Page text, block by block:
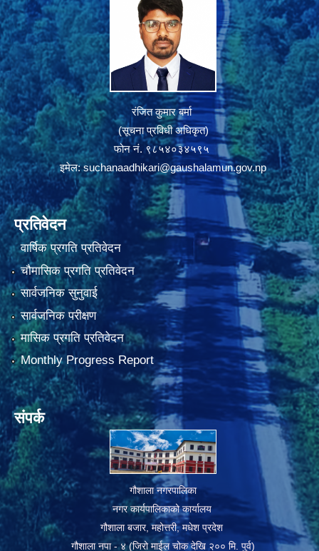
रंजित कुमार बर्मा
(सूचना प्रविधी अधिकृत)
फोन नं. ९८५४०३४५९५
इमेल:suchanaadhikari@gaushalamun.gov.np
प्रतिवेदन
वार्षिक प्रगति प्रतिवेदन
चौमासिक प्रगति प्रतिवेदन
सार्वजनिक सुनुवाई
सार्वजनिक परीक्षण
मासिक प्रगति प्रतिवेदन
Monthly Progress Report
संपर्क
गौशाला नगरपालिका
नगर कार्यपालिकाको कार्यालय
गौशाला बजार, महोत्तरी, मधेश प्रदेश
गौशाला नपा - ४ (जिरो माईल चोक देखि २०० मि. पुर्व)